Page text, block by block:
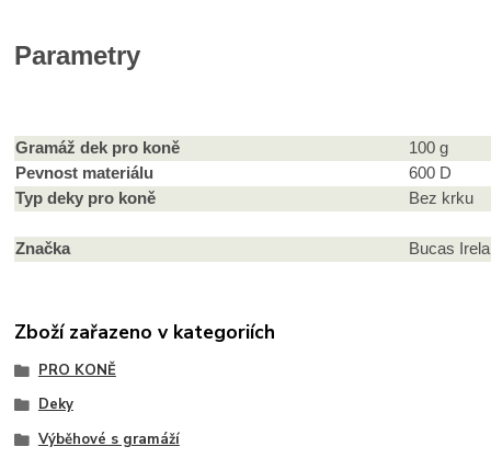
Parametry
Gramáž dek pro koně
100 g
Pevnost materiálu
600 D
Typ deky pro koně
Bez krku
Značka Bucas
Zboží zařazeno v kategoriích
PRO KONĚ
Deky
Výběhové s gramáží